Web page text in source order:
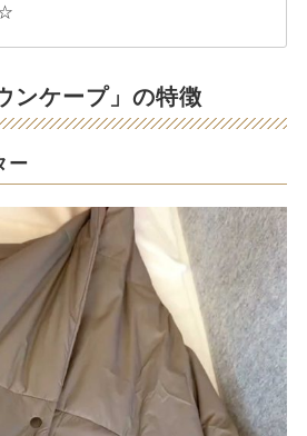
ンケープ」の特徴
ー